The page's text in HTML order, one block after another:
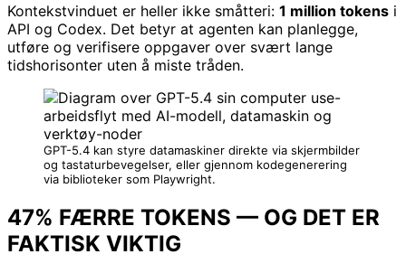
Kontekstvinduet er heller ikke småtteri: 1 million tokens i
API og Codex. Det betyr at agenten kan planlegge,
utføre og verifisere oppgaver over svært lange
tidshorisonter uten å miste tråden.
GPT-5.4 kan styre datamaskiner direkte via skjermbilder
og tastaturbevegelser, eller gjennom kodegenerering
via biblioteker som Playwright.
47% FÆRRE TOKENS — OG DET ER
FAKTISK VIKTIG